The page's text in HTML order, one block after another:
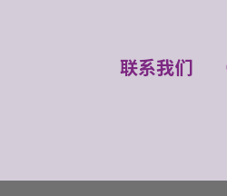
联系我们